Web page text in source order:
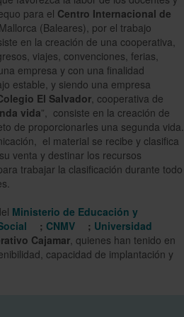
para el Centro Internacional de
(Baleares), por el trabajo
en la creación de una cooperativa,
viajes, convenciones, ferias,
empresa y con una finalidad
estable, y siendo una empresa
El Salvador, cooperativa de
vida”, consiste en la creación de
de proporcionarles una segunda vida.
el material se recibe y clasifica
venta y destinar los recursos
trabajar la clasificación durante todo
Ministerio de Educación y
; CNMV ; Universidad
Cajamar, quienes han tenido en
capacidad de implantación y